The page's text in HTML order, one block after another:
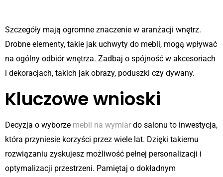
Szczegóły mają ogromne znaczenie w aranżacji wnętrz.
Drobne elementy, takie jak uchwyty do mebli, mogą wpływać
na ogólny odbiór wnętrza. Zadbaj o spójność w akcesoriach
i dekoracjach, takich jak obrazy, poduszki czy dywany.
Kluczowe wnioski
Decyzja o wyborze mebli na wymiar do salonu to inwestycja,
która przyniesie korzyści przez wiele lat. Dzięki takiemu
rozwiązaniu zyskujesz możliwość pełnej personalizacji i
optymalizacji przestrzeni. Pamiętaj o dokładnym